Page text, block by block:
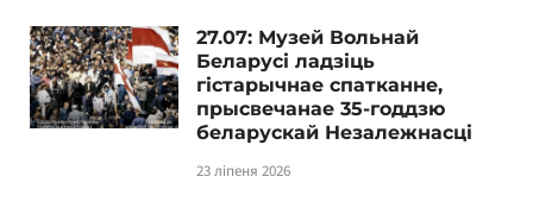
27.07: Музей Вольнай
Беларусі ладзіць
гістарычнае спатканне,
прысвечанае 35-годдзю
беларускай Незалежнасці
23 ліпеня 2026